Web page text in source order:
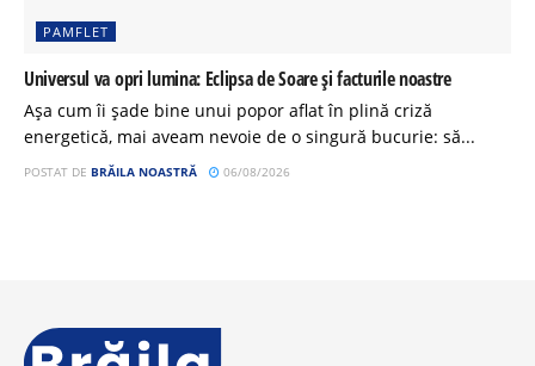
PAMFLET
Universul va opri lumina: Eclipsa de Soare și facturile noastre
Așa cum îi șade bine unui popor aflat în plină criză
energetică, mai aveam nevoie de o singură bucurie: să...
POSTAT DE BRĂILA NOASTRĂ 06/08/2026